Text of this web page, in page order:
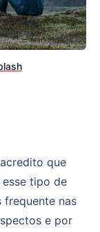
que
tipo de
frequente nas
e por